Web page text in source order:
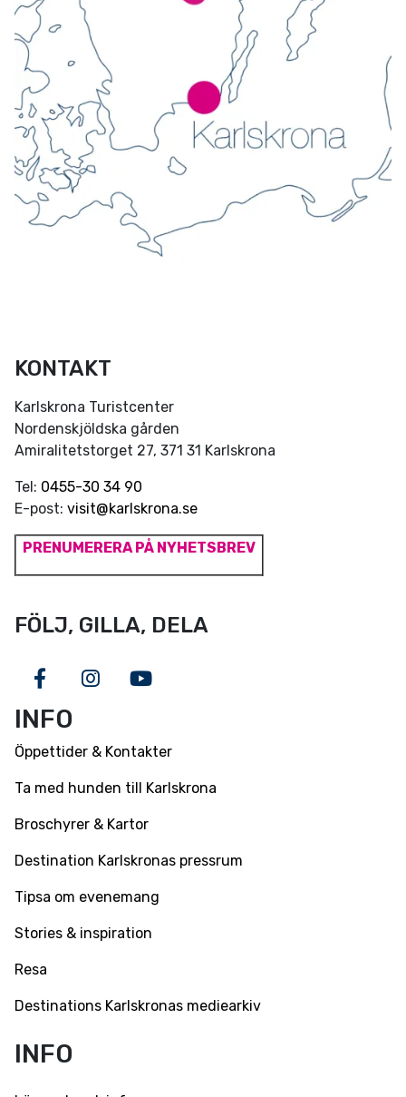
KONTAKT
Karlskrona Turistcenter
Nordenskjöldska gården
Amiralitetstorget 27, 371 31 Karlskrona
Tel: 0455-30 34 90
E-post: visit@karlskrona.se
PRENUMERERA PÅ NYHETSBREV
FÖLJ, GILLA, DELA
FacebookInstagram
Youtube
INFO
Öppettider & Kontakter
Ta med hunden till Karlskrona
Broschyrer & Kartor
Destination Karlskronas pressrum
Tipsa om evenemang
Stories & inspiration
Resa
Destinations Karlskronas mediearkiv
INFO